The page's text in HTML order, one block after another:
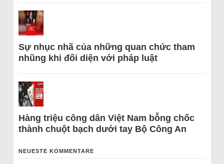
Sự nhục nhã của những quan chức tham
nhũng khi đối diện với pháp luật
Hàng triệu công dân Việt Nam bỗng chốc
thành chuột bạch dưới tay Bộ Công An
NEUESTE KOMMENTARE